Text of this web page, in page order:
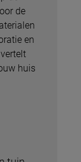
de
en
huis